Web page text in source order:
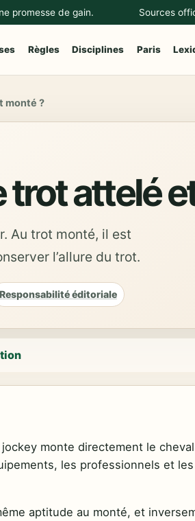
promesse de gain. Sources
Règles Disciplines Paris
monté ?
attelé
Au trot monté, il est
l’allure du trot.
Responsabilité éditoriale
monte directement le
les professionnels et les
aptitude au monté, et